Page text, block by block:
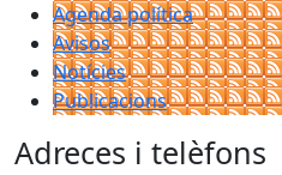
Agenda política
Avisos
Notícies
Publicacions
Adreces i telèfons